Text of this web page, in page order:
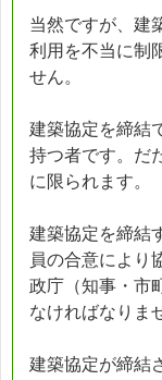
当然ですが、建
利用を不当に制
せん。
建築協定を締結
持つ者です。だ
に限られます。
建築協定を締結
員の合意により
政庁（知事・市
なければなりま
建築協定が締結